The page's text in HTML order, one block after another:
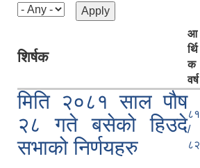
शिर्षक
आ
र्थि
क
वर्ष
मिति २०८१ साल पौष
२८ गते बसेको हिउदे
सभाको निर्णयहरु
८१
/
८२